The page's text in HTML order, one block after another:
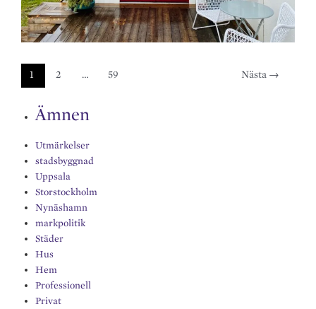
1 2 … 59 Nästa →
Ämnen
Utmärkelser
stadsbyggnad
Uppsala
Storstockholm
Nynäshamn
markpolitik
Städer
Hus
Hem
Professionell
Privat